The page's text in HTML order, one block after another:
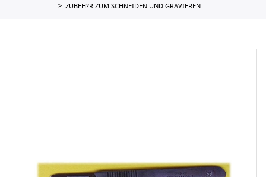
ZUBEH?R ZUM SCHNEIDEN UND GRAVIEREN